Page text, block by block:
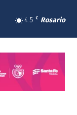
4.5 C Rosario